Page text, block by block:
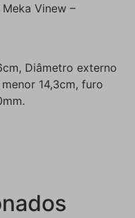
Vinew –
Diâmetro externo
14,3cm, furo